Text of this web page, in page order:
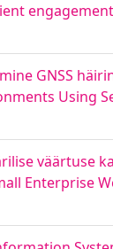
GNSS
Using
väärtuse
Enterprise